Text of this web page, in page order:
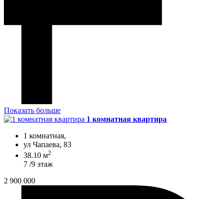
Показать больше
1 комнатная квартира
1 комнатная,
ул Чапаева, 83
38.10 м2
7 /9 этаж
2 900 000